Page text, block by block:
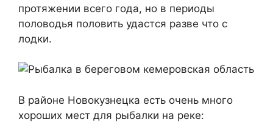
протяжении всего года, но в периоды
половодья половить удастся разве что с
лодки.
В районе Новокузнецка есть очень много
хороших мест для рыбалки на реке: